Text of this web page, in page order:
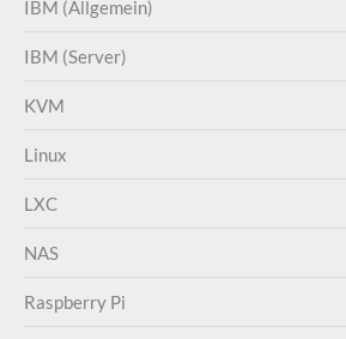
IBM (Allgemein)
IBM (Server)
KVM
Linux
LXC
NAS
Raspberry Pi